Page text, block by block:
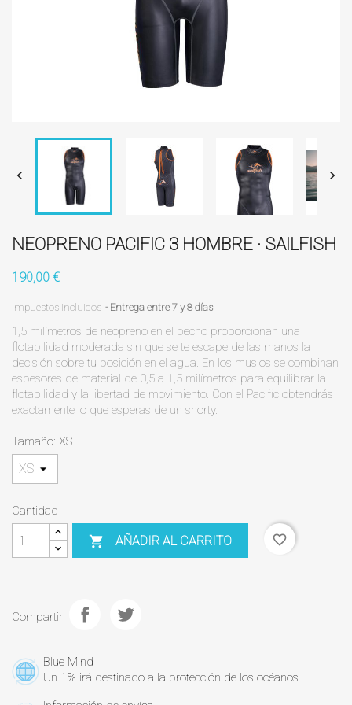
 
NEOPRENO PACIFIC 3 HOMBRE · SAILFISH
190,00 €
Impuestos incluidos Entrega entre 7 y 8 días
1,5 milímetros de neopreno en el pecho proporcionan una
flotabilidad moderada sin que se te escape de las manos la
decisión sobre tu posición en el agua. En los muslos se combinan
espesores de material de 0,5 a 1,5 milímetros para equilibrar la
flotabilidad y la libertad de movimiento. Con el Pacific obtendrás
exactamente lo que esperas de un shorty.
Tamaño: XS
Cantidad
 AÑADIR AL CARRITO favorite_border
Compartir
Blue Mind
Un 1% irá destinado a la protección de los océanos.